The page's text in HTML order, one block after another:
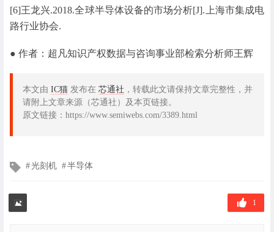
[6]王龙兴.2018.全球半导体设备的市场分析[J].上海市集成电
路行业协会.
● 作者：超凡知识产权数据与咨询事业部检索分析师王辉
本文由 IC猫 发布在 芯通社 ，转载此文请保持文章完整性，并
请附上文章来源（芯通社）及本页链接。
原文链接：https://www.semiwebs.com/3389.html
文
签
光刻机 半导体
1